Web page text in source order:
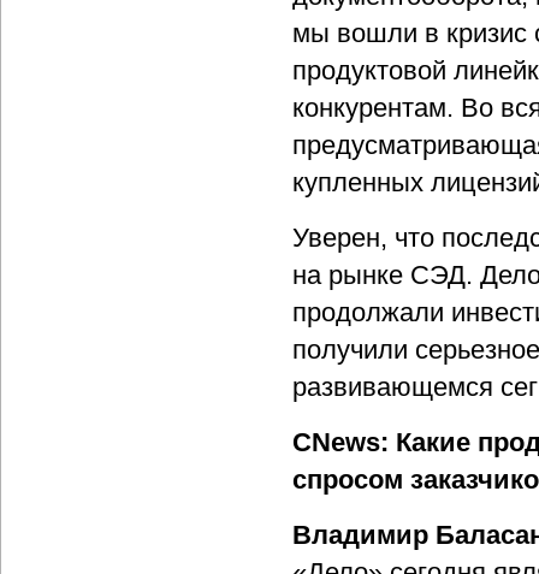
мы вошли в кризис
продуктовой
конкурентам. Во
купленных
Уверен, что
на рынке СЭД. Дело
продолжали
получили
развивающемся
CNews: Какие
спросом
Владимир